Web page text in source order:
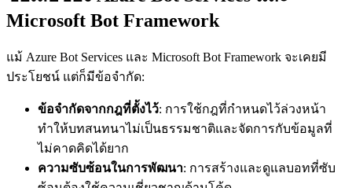
Microsoft Bot Framework
แม้ Azure Bot Services และ Microsoft Bot Framework จะเคยมี
ประโยชน์ แต่ก็มีข้อจำกัด:
ข้อจำกัดจากกฎที่ตั้งไว้: การใช้กฎที่กำหนดไว้ล่วงหน้า
ทำให้บทสนทนาไม่เป็นธรรมชาติและจัดการกับข้อมูลที่
ไม่คาดคิดได้ยาก
ความซับซ้อนในการพัฒนา: การสร้างและดูแลบอทที่ซับ